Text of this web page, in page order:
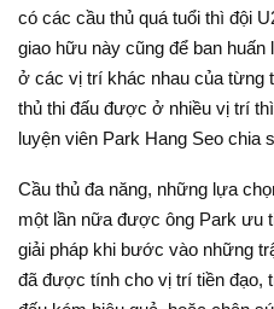
có các cầu thủ quá tuổi thì đội
giao hữu này cũng để ban
ở các vị trí khác nhau của từng
thủ thi đấu được ở nhiều vị trí
luyện viên Park Hang Seo chia
Cầu thủ đa năng, những lựa
một lần nữa được ông Park ưu
giải pháp khi bước vào những
đã được tính cho vị trí tiền đạo,